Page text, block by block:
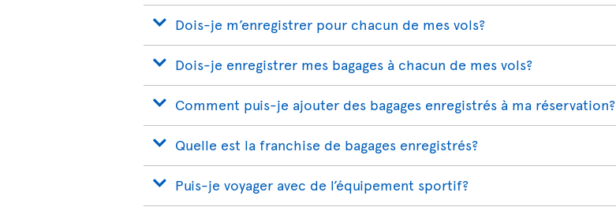
Dois-je m’enregistrer pour chacun de mes vols?
Dois-je enregistrer mes bagages à chacun de mes vols?
Comment puis-je ajouter des bagages enregistrés à ma réservation?
Quelle est la franchise de bagages enregistrés?
Puis-je voyager avec de l’équipement sportif?